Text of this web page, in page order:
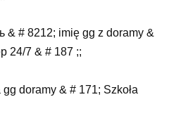
& # 8212; imię gg z doramy &
24/7 & # 187 ;;
doramy & # 171; Szkoła